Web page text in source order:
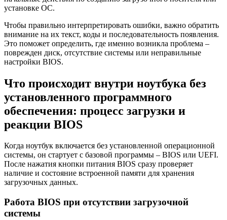
установке ОС.
Чтобы правильно интерпретировать ошибки, важно обратить
внимание на их текст, коды и последовательность появления.
Это поможет определить, где именно возникла проблема –
поврежден диск, отсутствие системы или неправильные
настройки BIOS.
Что происходит внутри ноутбука без
установленного программного
обеспечения: процесс загрузки и
реакции BIOS
Когда ноутбук включается без установленной операционной
системы, он стартует с базовой программы – BIOS или UEFI.
После нажатия кнопки питания BIOS сразу проверяет
наличие и состояние встроенной памяти для хранения
загрузочных данных.
Работа BIOS при отсутствии загрузочной
системы